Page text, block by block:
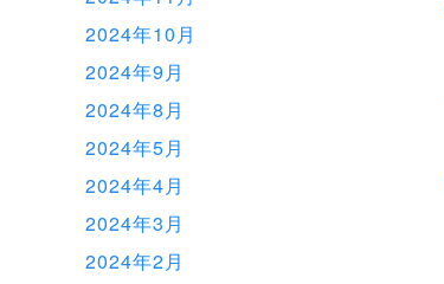
2024年10月
2024年9月
2024年8月
2024年5月
2024年4月
2024年3月
2024年2月